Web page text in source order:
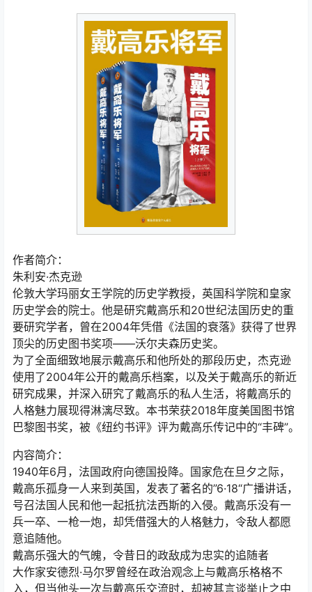
作者简介：
朱利安·杰克逊
伦敦大学玛丽女王学院的历史学教授，英国科学院和皇家
历史学会的院士。他是研究戴高乐和20世纪法国历史的重
要研究学者，曾在2004年凭借《法国的衰落》获得了世界
顶尖的历史图书奖项——沃尔夫森历史奖。
为了全面细致地展示戴高乐和他所处的那段历史，杰克逊
使用了2004年公开的戴高乐档案，以及关于戴高乐的新近
研究成果，并深入研究了戴高乐的私人生活，将戴高乐的
人格魅力展现得淋漓尽致。本书荣获2018年度美国图书馆
巴黎图书奖，被《纽约书评》评为戴高乐传记中的“丰碑”。
内容简介：
1940年6月，法国政府向德国投降。国家危在旦夕之际，
戴高乐孤身一人来到英国，发表了著名的”6·18“广播讲话，
号召法国人民和他一起抵抗法西斯的入侵。戴高乐没有一
兵一卒、一枪一炮，却凭借强大的人格魅力，令敌人都愿
意追随他。
戴高乐强大的气魄，令昔日的政敌成为忠实的追随者
大作家安德烈·马尔罗曾经在政治观念上与戴高乐格格不
入，但当他头一次与戴高乐交流时，却被其言谈举止之中